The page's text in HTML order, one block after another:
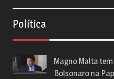
Política
Magno Malta
Bolsonaro na